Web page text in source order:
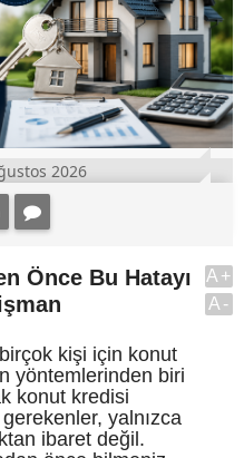
2026
Önce Bu Hatayı
kişi için konut
yöntemlerinden biri
konut kredisi
yalnızca
ibaret değil.
A+
A-